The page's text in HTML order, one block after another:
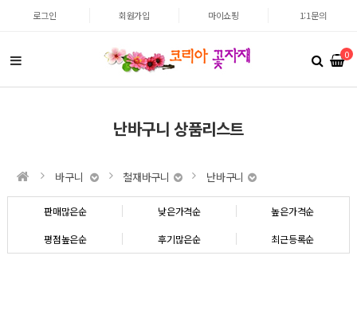
로그인 회원가입 마이쇼핑 1:1문의
0
난바구니 상품리스트
바구니 철재바구니 난바구니
판매많은순 낮은가격순 높은가격순
평점높은순 후기많은순 최근등록순